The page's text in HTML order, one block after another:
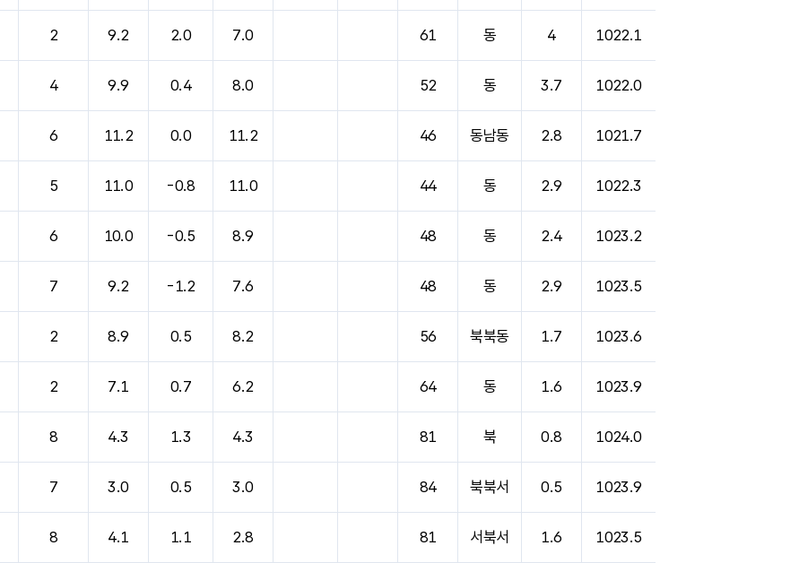
2 9.2 2.0 7.0 61 동 4 1022.1
4 9.9 0.4 8.0 52 동 3.7 1022.0
6 11.2 0.0 11.2 46 동남동 2.8 1021.7
5 11.0 -0.8 11.0 44 동 2.9 1022.3
6 10.0 -0.5 8.9 48 동 2.4 1023.2
7 9.2 -1.2 7.6 48 동 2.9 1023.5
2 8.9 0.5 8.2 56 북북동 1.7 1023.6
2 7.1 0.7 6.2 64 동 1.6 1023.9
8 4.3 1.3 4.3 81 북 0.8 1024.0
7 3.0 0.5 3.0 84 북북서 0.5 1023.9
8 4.1 1.1 2.8 81 서북서 1.6 1023.5